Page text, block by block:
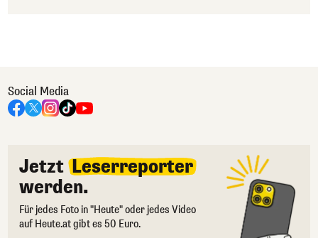
Social Media
Jetzt Leserreporter
werden.
Für jedes Foto in "Heute" oder jedes Video
auf Heute.at gibt es 50 Euro.